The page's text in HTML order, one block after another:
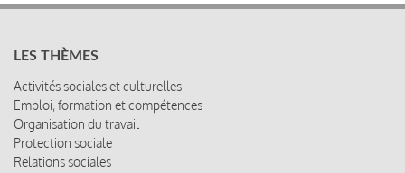
Santé au travail
Vie économique, RSE & solidarité
ACCÈS RAPIDE
Les abonnements
Les rencontres